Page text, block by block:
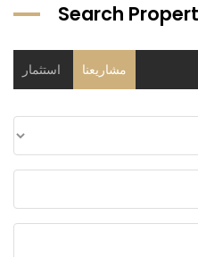
Search
مشاريعنا استثمار